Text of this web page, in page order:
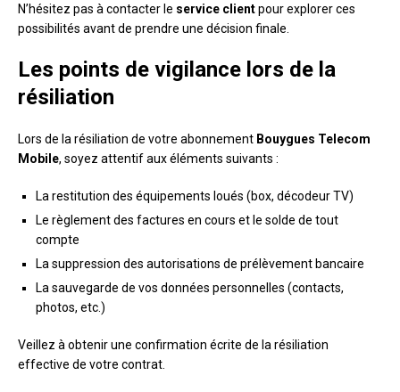
N’hésitez pas à contacter le service clientpour explorer ces
possibilités avant de prendre une décision finale.
Les points de vigilance lors de la
résiliation
Lors de la résiliation de votre abonnement Bouygues Telecom
Mobile, soyez attentif aux éléments suivants :
La restitution des équipements loués (box, décodeur TV)
Le règlement des factures en cours et le solde de tout
compte
La suppression des autorisations de prélèvement bancaire
La sauvegarde de vos données personnelles (contacts,
photos, etc.)
Veillez à obtenir une confirmation écrite de la résiliation
effective de votre contrat.